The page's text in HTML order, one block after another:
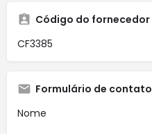
Código do fornecedor
CF3385
Formulário de contato
Nome